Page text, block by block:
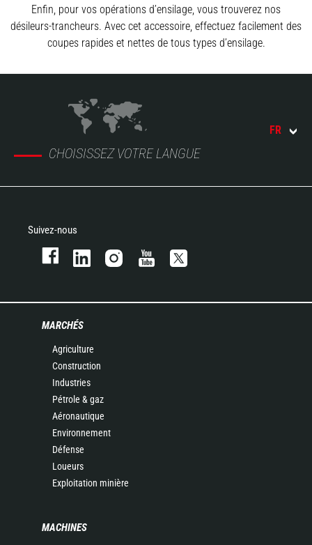
Enfin, pour vos opérations d’ensilage, vous trouverez nos
désileurs-trancheurs. Avec cet accessoire, effectuez facilement des
coupes rapides et nettes de tous types d’ensilage.
CHOISISSEZ VOTRE LANGUE
FR
Suivez-nous
MARCHÉS
Agriculture
Construction
Industries
Pétrole & gaz
Aéronautique
Environnement
Défense
Loueurs
Exploitation minière
MACHINES